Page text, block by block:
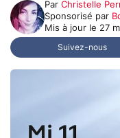
Par Christelle
sponsorisé par
Mis à jour le 27
Suivez-nous